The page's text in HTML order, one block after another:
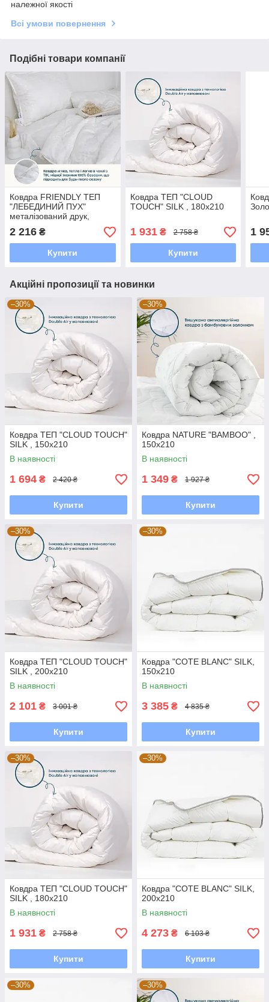
належної якості
Всі умови повернення
Подібні товари компанії
Ковдра FRIENDLY ТЕП
"ЛЕБЕДИНИЙ ПУХ"
металізований друк,
150x210
2 216 ₴
Купити
Ковдра ТЕП "CLOUD
TOUCH" SILK , 180x210
1 931₴ 2 758 ₴
Купити
1
Акційні пропозиції та новинки
–30%
Ковдра ТЕП "CLOUD TOUCH"
SILK , 150x210
В наявності
1 694 ₴ 2 420 ₴
Купити
–30%
Ковдра NATURE "BAMBOO" ,
150x210
В наявності
1 349 ₴ 1 927 ₴
Купити
–30%
Ковдра ТЕП "CLOUD TOUCH"
SILK , 200x210
В наявності
2 101 ₴ 3 001 ₴
Купити
–30%
Ковдра "COTE BLANC" SILK,
150x210
В наявності
3 385 ₴ 4 835 ₴
Купити
–30%
Ковдра ТЕП "CLOUD TOUCH"
SILK , 180x210
В наявності
1 931 ₴ 2 758 ₴
Купити
–30%
Ковдра "COTE BLANC" SILK,
200x210
В наявності
4 273 ₴ 6 103 ₴
Купити
–30% –30%